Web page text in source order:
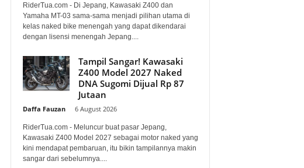
RiderTua.com - Di Jepang, Kawasaki Z400 dan
Yamaha MT-03 sama-sama menjadi pilihan utama di
kelas naked bike menengah yang dapat dikendarai
dengan lisensi menengah Jepang....
Tampil Sangar! Kawasaki
Z400 Model 2027 Naked
DNA Sugomi Dijual Rp 87
Jutaan
Daffa Fauzan 6 August 2026
RiderTua.com - Meluncur buat pasar Jepang,
Kawasaki Z400 Model 2027 sebagai motor naked yang
kini mendapat pembaruan, itu bikin tampilannya makin
sangar dari sebelumnya....